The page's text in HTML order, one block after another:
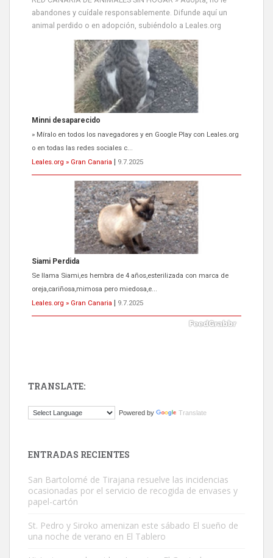
abandones y cuídale responsablemente. Difunde aquí un
animal perdido o en adopción, subiéndolo a Leales.org
Siami Perdida
Se llama Siami,es hembra de 4 años,esterilizada con marca de
oreja,cariñosa,mimosa pero miedosa,e...
Leales.org » Gran Canaria
9.7.2025
ADOPCIÓN URGENTE GATA TEROR GRAN CANARIA
El ayuntamiento se va a llevar a Los Gatos callejeros de la zona los
próximos días, ella incluida...
Leales.org » Gran Canaria
9.7.2025
Este gato macho ha aparecido en la calle hace menos de un mes,
TRANSLATE:
Powered by Translate
ENTRADAS RECIENTES
San Bartolomé de Tirajana resuelve las incidencias
ocasionadas por el servicio de recogida de envases y
papel-cartón
St. Pedro y Siroko amenizan este sábado El sueño de
una noche de verano en El Tablero